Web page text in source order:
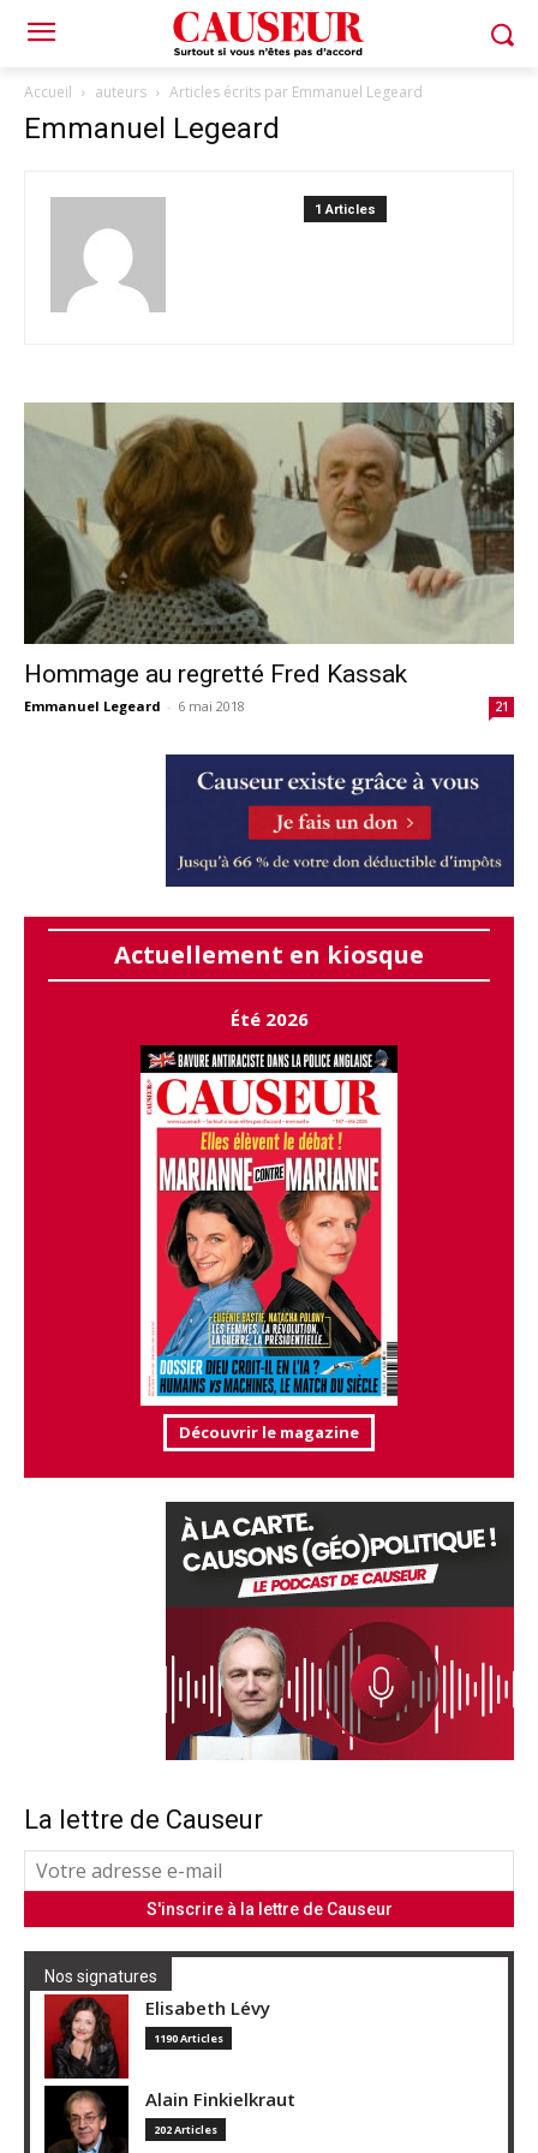
Accueil auteurs Articles écrits par Emmanuel Legeard
Emmanuel Legeard
1 Articles
Hommage au regretté Fred Kassak
Emmanuel Legeard - 6 mai 2018 21
Actuellement en kiosque
Été 2026
Découvrir le magazine
La lettre de Causeur
Nos signatures
Elisabeth Lévy
1190 Articles
Alain Finkielkraut
202 Articles